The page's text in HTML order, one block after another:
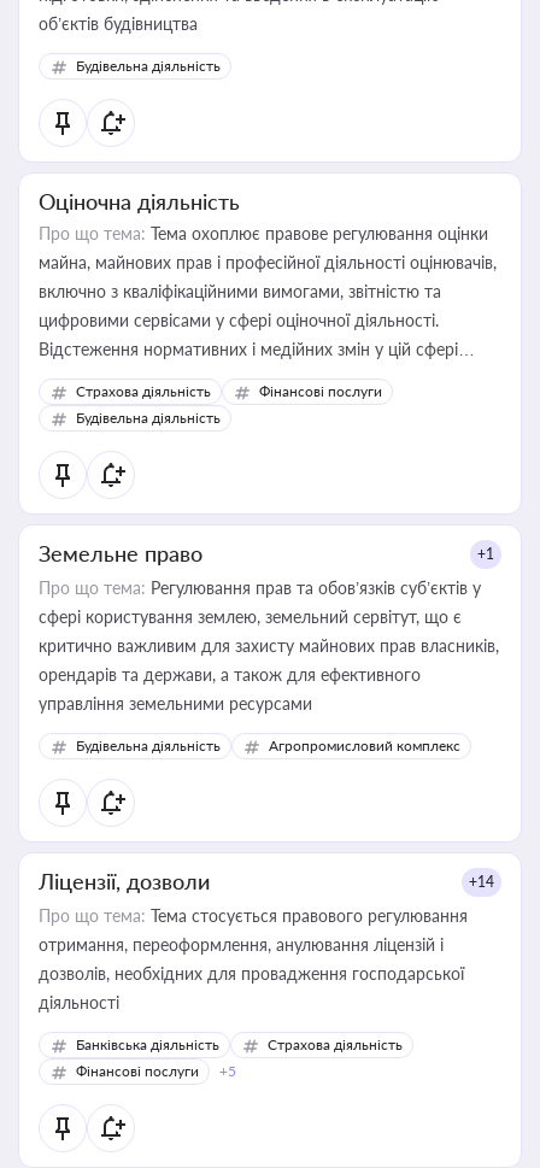
об’єктів будівництва
Будівельна діяльність
Оціночна діяльність
Про що тема: Тема охоплює правове регулювання оцінки
майна, майнових прав і професійної діяльності оцінювачів,
включно з кваліфікаційними вимогами, звітністю та
цифровими сервісами у сфері оціночної діяльності.
Відстеження нормативних і медійних змін у цій сфері
корисне для власника бізнесу, керівника, юриста або
бухгалтера під час оподаткування, приватизації, оренди
державного майна, корпоративних угод і перевірки
статусу суб'єктів оціночної діяльності
Страхова діяльність
Фінансові послуги
Будівельна діяльність
Земельне право +1
Про що тема: Регулювання прав та обов’язків суб’єктів у
сфері користування землею, земельний сервітут, що є
критично важливим для захисту майнових прав власників,
орендарів та держави, а також для ефективного
управління земельними ресурсами
Будівельна діяльність Агропромисловий комплекс
Ліцензії, дозволи +14
Про що тема: Тема стосується правового регулювання
отримання, переоформлення, анулювання ліцензій і
дозволів, необхідних для провадження господарської
діяльності
Банківська діяльність
Страхова діяльність
Фінансові послуги
+5